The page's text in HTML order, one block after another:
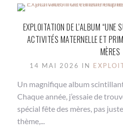
EXPLOITATION DE L’ALBUM “UNE
ACTIVITÉS MATERNELLE ET
MÈRES
14 MAI 2026 IN
Un magnifique album
Chaque année, j’essaie de
spécial fête des mères, pas
thème,...